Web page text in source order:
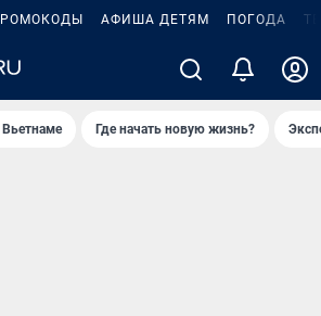
АФИША ДЕТЯМ ПОГОДА
Вьетнаме Где начать новую жизнь?